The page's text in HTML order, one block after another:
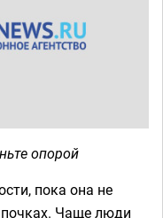
опорой
пока она не
Чаще люди